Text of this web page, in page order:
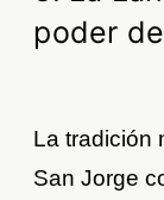
poder
La tradición
San Jorge